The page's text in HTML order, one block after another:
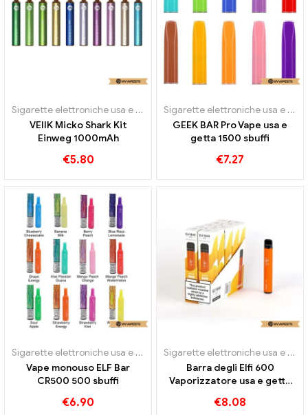
Sigarette elettroniche usa e getta
VEIIK Micko Shark Kit
Einweg 1000mAh
€5.80
Sigarette elettroniche usa e getta
GEEK BAR Pro Vape usa e
getta 1500 sbuffi
€7.27
Sigarette elettroniche usa e getta
Vape monouso ELF Bar
CR500 500 sbuffi
€6.90
Sigarette elettroniche usa e getta
Barra degli Elfi 600
Vaporizzatore usa e getta
€8.08